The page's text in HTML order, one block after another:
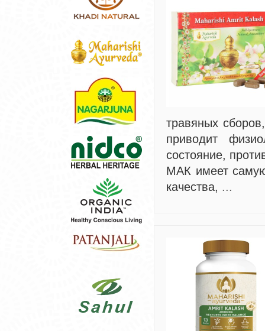
травяных
приводит
состояние,
МАК имеет
качества, ...